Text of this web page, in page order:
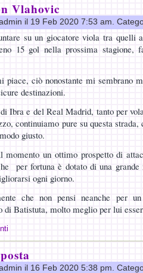
Vlahovic
il 19 Feb 2020 7:53 am.
su un giocatore viola tra quelli
15 gol nella prossima stagione,
piace, ciò nonostante mi sembrano
destinazioni.
Ibra e del Real Madrid, tanto per
continuiamo pure su questa
giusto.
momento un ottimo prospetto di
per fortuna è dotato di una
ogni giorno.
che non pensi neanche per
di Batistuta, molto meglio per lui
il 16 Feb 2020 5:38 pm.